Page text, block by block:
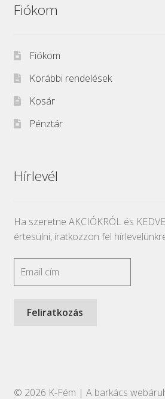
Fiókom
Fiókom
Korábbi rendelések
Kosár
Pénztár
Hírlevél
Ha szeretne AKCIÓKRÓL és
értesülni, íratkozzon fel
© 2026 K-Fém | A barkács